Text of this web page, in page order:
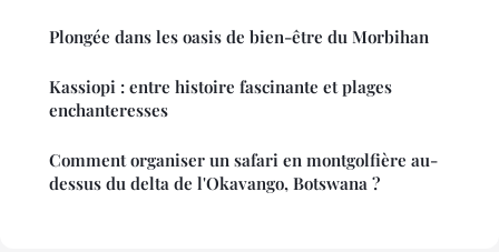
Plongée dans les oasis de bien-être du Morbihan
Kassiopi : entre histoire fascinante et plages
enchanteresses
Comment organiser un safari en montgolfière au-
dessus du delta de l'Okavango, Botswana ?